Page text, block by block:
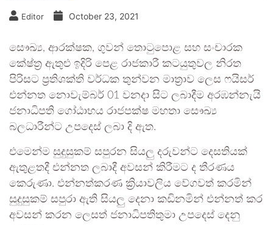
Editor October 23, 2021
සෞඛ්‍ය, ආරක්ෂක, ගුවන් තොටුපොළ සහ සංචාරක
කේෂ්ත්‍ර ඇතුළු ඉදිරි පෙළ රාජකාරී කටයුතුවල නිරත
පිරිසට ප්‍රතිශක්ති වර්ධක තුන්වන මාත්‍රාව ලෙස ෆයිසර්
එන්නත නොවැම්බර් 01 වනදා සිට ලබාදීම අරඹන්නැයි
ජනාධිපති ගෝඨාභය රාජපක්ෂ මහතා සෞඛ්‍ය
බලධාරීන්ට උපදෙස් ලබා දි ඇත.
එමෙන්ම සුදුසුකම් සපුරන සියලු දරුවන්ට දෙසතියක්
ඇතුළතදී එන්නත ලබාදී අවසන් කිරීමට ද තීරණය
කෙරුණා. එන්නත්කරණ ක්‍රියාවලිය වේගවත් කරමින්
සුදුසුකම් සපුරා ඇති සියලු දෙනා කඩිනමින් එන්නත් කර
අවසන් කරන ලෙසත් ජනාධිපතිතුමා උපදෙස් දෙනු